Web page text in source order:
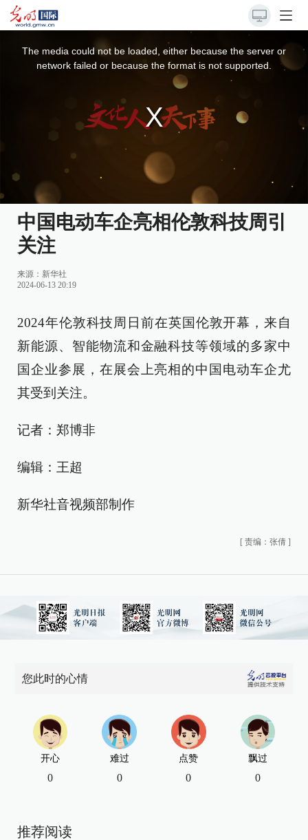
The media could not be loaded, either because the server or
network failed or because the format is not supported.
中国电动车企亮相伦敦科技周引
关注
来源： 新华社
2024-06-13 20:19
2024年伦敦科技周日前在英国伦敦开幕，来自
新能源、智能物流和金融科技等领域的多家中
国企业参展，在展会上亮相的中国电动车企尤
其受到关注。
记者：郑博非
编辑：王超
新华社音视频部制作
[ 责编：张倩 ]
您此时的心情
开心
0
难过
0
点赞
0
飘过
0
推荐阅读